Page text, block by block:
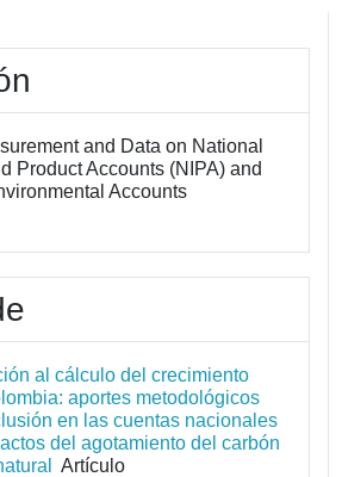
and Data on National
Product Accounts (NIPA) and
Accounts
al cálculo del crecimiento
aportes metodológicos
en las cuentas nacionales
del agotamiento del carbón
Artículo